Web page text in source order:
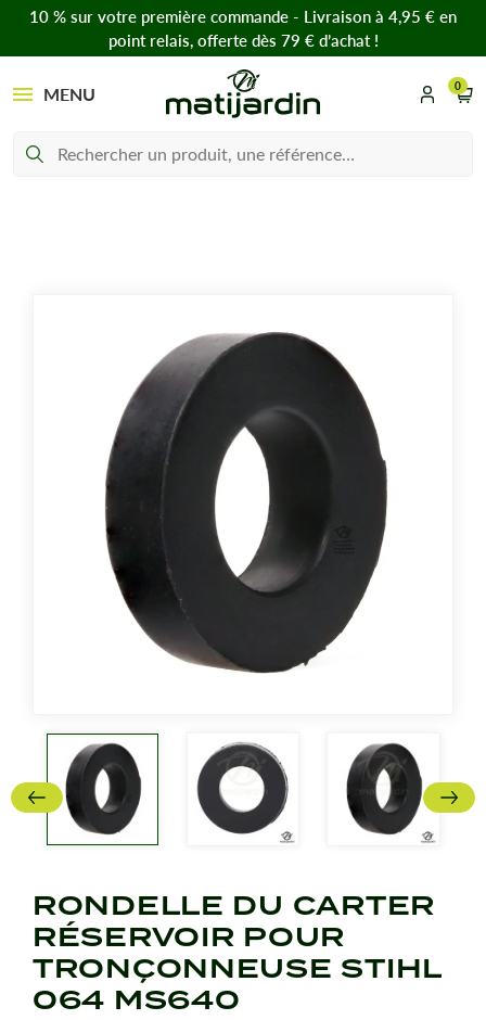
10 % sur votre première commande - Livraison à 4,95 € en
point relais, offerte dès 79 € d’achat !
MENU 0
RONDELLE DU CARTER
RÉSERVOIR POUR
TRONÇONNEUSE STIHL
064 MS640